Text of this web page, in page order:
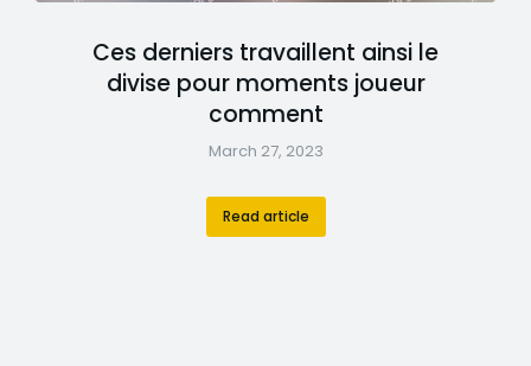
Ces derniers travaillent ainsi le
divise pour moments joueur
comment
March 27, 2023
Read article